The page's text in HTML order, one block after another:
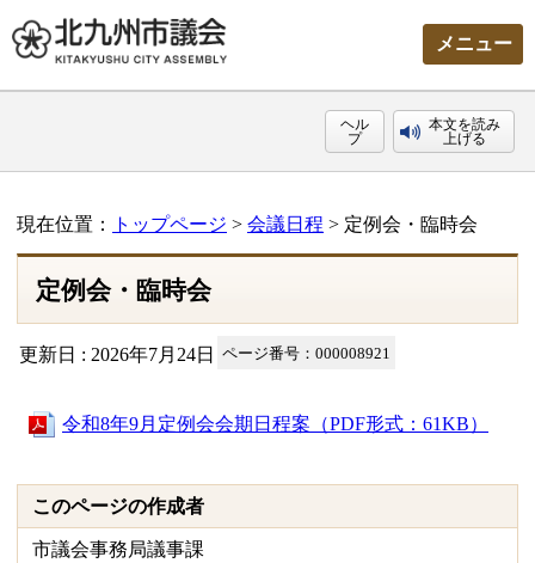
メニュー
ヘル
プ
本文を読み
上げる
現在位置： トップページ > 会議日程 > 定例会・臨時会
定例会・臨時会
更新日 : 2026年7月24日 ページ番号：000008921
令和8年9月定例会会期日程案（PDF形式：61KB）
このページの作成者
市議会事務局議事課